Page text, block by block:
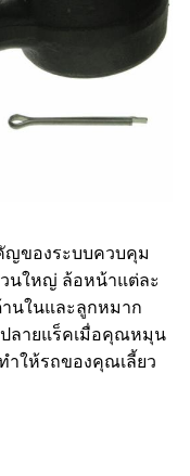
ญของระบบควบคุม
นใหญ่ ล้อหน้าแต่ละ
นในและลูกหมาก
ลายแร็คเมื่อคุณหมุน
ำให้รถของคุณเลี้ยว